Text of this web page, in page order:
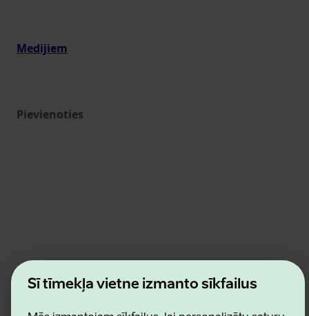
Šī tīmekļa vietne izmanto sīkfailus
Medijiem
Pievienoties
Estonian Business and Innovation Agency
Kontakti